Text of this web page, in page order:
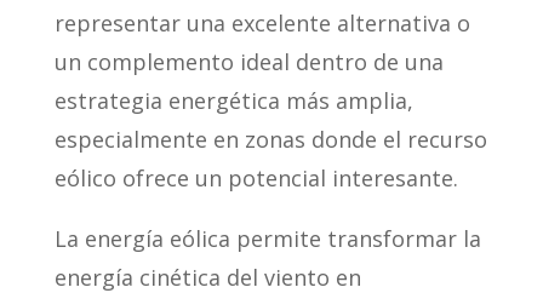
representar una excelente alternativa o
un complemento ideal dentro de una
estrategia energética más amplia,
especialmente en zonas donde el recurso
eólico ofrece un potencial interesante.
La energía eólica permite transformar la
energía cinética del viento en